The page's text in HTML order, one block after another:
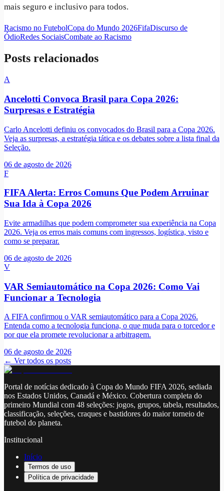
mais seguro e inclusivo para todos.
Racismo no FutebolCopa do Mundo 2026FifaDiscurso de
ÓdioRedes SociaisCombate ao Racismo
Posts relacionados
A
Ancelotti Convoca Brasil para Copa 2026:
Surpresas e Estratégia
Carlo Ancelotti definiu os convocados do Brasil para a Copa 2026.
Veja as surpresas, a estratégia tática e os debates sobre a lista final da
Seleção.
06 de agosto de 2026
F
FIFA Alerta: Erros Comuns Que Podem Arruinar
Sua Ida à Copa 2026
Evite armadilhas que podem comprometer sua experiência na Copa
2026. Veja os erros mais comuns com ingressos, logística, visto e
como se preparar.
06 de agosto de 2026
V
VAR Semiautomático na Copa 2026: Como Vai
Funcionar a Tecnologia
A FIFA confirmou o VAR semiautomático para a Copa 2026.
Entenda como a tecnologia funciona, o que muda para o torcedor e
por que ela promete revolucionar a arbitragem.
06 de agosto de 2026
← Ver todos os posts
Portal de notícias dedicado à Copa do Mundo FIFA 2026, sediada
nos Estados Unidos, Canadá e México. Cobertura completa do
primeiro Mundial com 48 seleções: jogos, grupos, tabela, resultados,
classificação, seleções, craques e bastidores do maior torneio de
futebol do planeta.
Institucional
Início
Termos de uso
Política de privacidade